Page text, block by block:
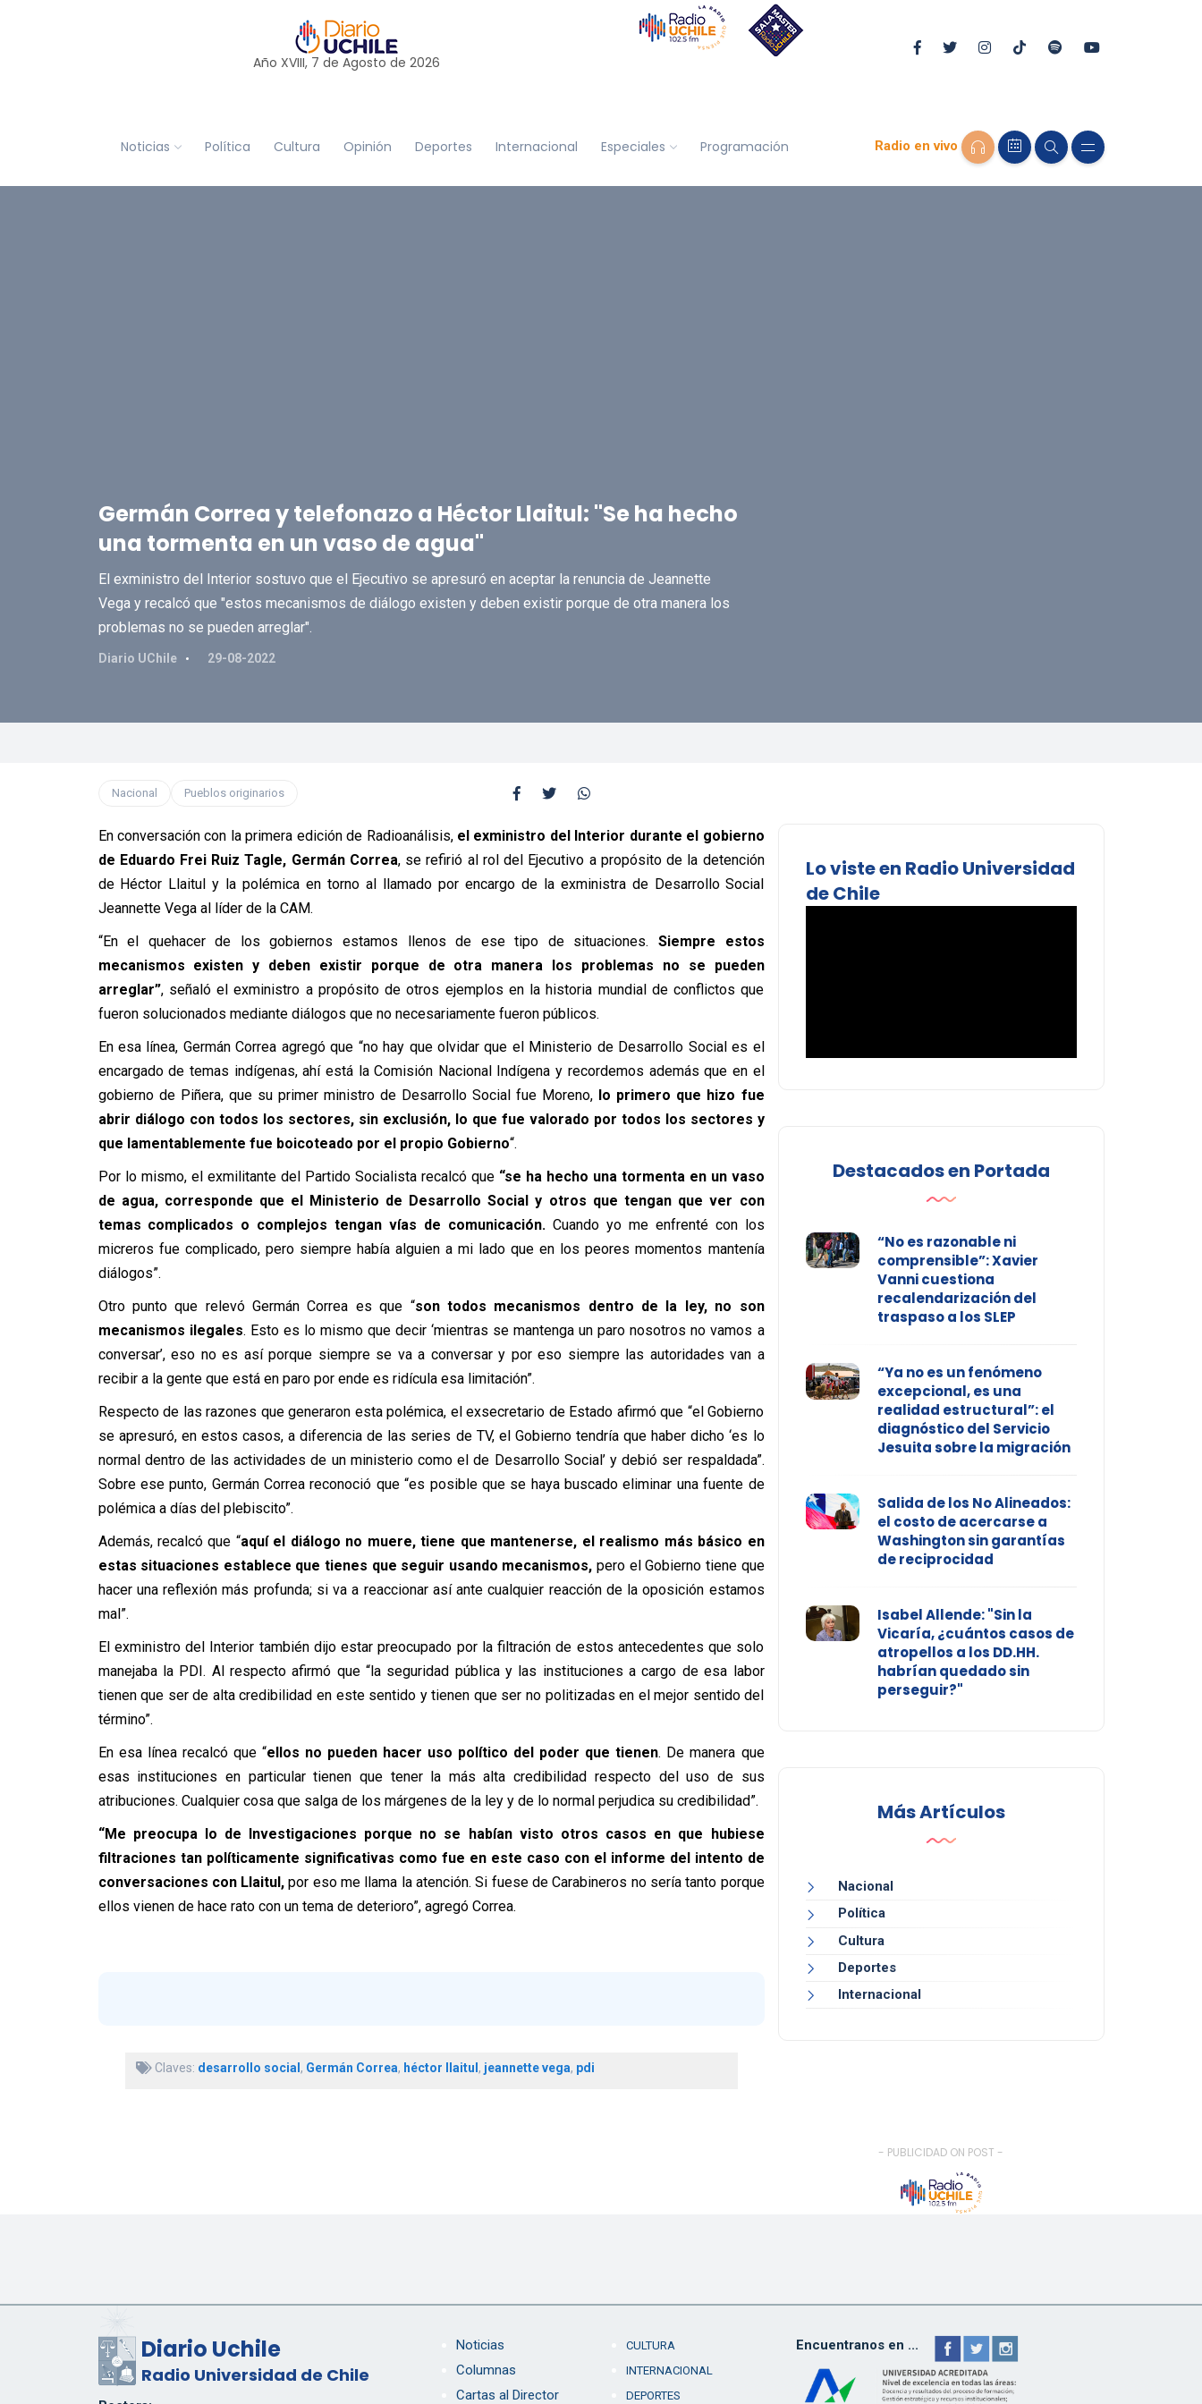
Año XVIII, 7 de Agosto de 2026
Noticias Política Cultura Opinión Deportes Internacional Especiales Programación Radio en vivo
Germán Correa y telefonazo a Héctor Llaitul: "Se ha hecho
una tormenta en un vaso de agua"
El exministro del Interior sostuvo que el Ejecutivo se apresuró en aceptar la renuncia de Jeannette
Vega y recalcó que "estos mecanismos de diálogo existen y deben existir porque de otra manera los
problemas no se pueden arreglar".
Diario UChile 29-08-2022
Nacional Pueblos originarios
En conversación con la primera edición de Radioanálisis, el exministro del Interior durante el gobierno
de Eduardo Frei Ruiz Tagle, Germán Correa, se refirió al rol del Ejecutivo a propósito de la detención
de Héctor Llaitul y la polémica en torno al llamado por encargo de la exministra de Desarrollo Social
Jeannette Vega al líder de la CAM.
“En el quehacer de los gobiernos estamos llenos de ese tipo de situaciones. Siempre estos
mecanismos existen y deben existir porque de otra manera los problemas no se pueden
arreglar”, señaló el exministro a propósito de otros ejemplos en la historia mundial de conflictos que
fueron solucionados mediante diálogos que no necesariamente fueron públicos.
En esa línea, Germán Correa agregó que “no hay que olvidar que el Ministerio de Desarrollo Social es el
encargado de temas indígenas, ahí está la Comisión Nacional Indígena y recordemos además que en el
gobierno de Piñera, que su primer ministro de Desarrollo Social fue Moreno, lo primero que hizo fue
abrir diálogo con todos los sectores, sin exclusión, lo que fue valorado por todos los sectores y
que lamentablemente fue boicoteado por el propio Gobierno“.
Por lo mismo, el exmilitante del Partido Socialista recalcó que “se ha hecho una tormenta en un vaso
de agua, corresponde que el Ministerio de Desarrollo Social y otros que tengan que ver con
temas complicados o complejos tengan vías de comunicación.Cuando yo me enfrenté con los
micreros fue complicado, pero siempre había alguien a mi lado que en los peores momentos mantenía
diálogos”.
Otro punto que relevó Germán Correa es que “son todos mecanismos dentro de la ley, no son
mecanismos ilegales. Esto es lo mismo que decir ‘mientras se mantenga un paro nosotros no vamos a
conversar’, eso no es así porque siempre se va a conversar y por eso siempre las autoridades van a
recibir a la gente que está en paro por ende es ridícula esa limitación”.
Respecto de las razones que generaron esta polémica, el exsecretario de Estado afirmó que “el Gobierno
se apresuró, en estos casos, a diferencia de las series de TV, el Gobierno tendría que haber dicho ‘es lo
normal dentro de las actividades de un ministerio como el de Desarrollo Social’ y debió ser respaldada”.
Sobre ese punto, Germán Correa reconoció que “es posible que se haya buscado eliminar una fuente de
polémica a días del plebiscito”.
Además, recalcó que “aquí el diálogo no muere, tiene que mantenerse, el realismo más básico en
estas situaciones establece que tienes que seguir usando mecanismos, pero el Gobierno tiene que
hacer una reflexión más profunda; si va a reaccionar así ante cualquier reacción de la oposición estamos
mal”.
El exministro del Interior también dijo estar preocupado por la filtración de estos antecedentes que solo
manejaba la PDI. Al respecto afirmó que “la seguridad pública y las instituciones a cargo de esa labor
tienen que ser de alta credibilidad en este sentido y tienen que ser no politizadas en el mejor sentido del
término”.
En esa línea recalcó que “ellos no pueden hacer uso político del poder que tienen. De manera que
esas instituciones en particular tienen que tener la más alta credibilidad respecto del uso de sus
atribuciones. Cualquier cosa que salga de los márgenes de la ley y de lo normal perjudica su credibilidad”.
“Me preocupa lo de Investigaciones porque no se habían visto otros casos en que hubiese
filtraciones tan políticamente significativas como fue en este caso con el informe del intento de
conversaciones con Llaitul, por eso me llama la atención. Si fuese de Carabineros no sería tanto porque
ellos vienen de hace rato con un tema de deterioro”, agregó Correa.
Claves: desarrollo social , Germán Correa, héctor llaitul , jeannette vega, pdi
Lo viste en Radio Universidad
de Chile
Destacados en Portada
“No es razonable ni
comprensible”: Xavier
Vanni cuestiona
recalendarización del
traspaso a los SLEP
“Ya no es un fenómeno
excepcional, es una
realidad estructural”: el
diagnóstico del Servicio
Jesuita sobre la migración
Salida de los No Alineados:
el costo de acercarse a
Washington sin garantías
de reciprocidad
Isabel Allende: "Sin la
Vicaría, ¿cuántos casos de
atropellos a los DD.HH.
habrían quedado sin
perseguir?"
Más Artículos
Nacional
Política
Cultura
Deportes
Internacional
- PUBLICIDAD ON POST -
Diario Uchile
Radio Universidad de Chile
Noticias
Columnas
Cartas al Director
CULTURA
INTERNACIONAL
DEPORTES
Encuentranos en ...